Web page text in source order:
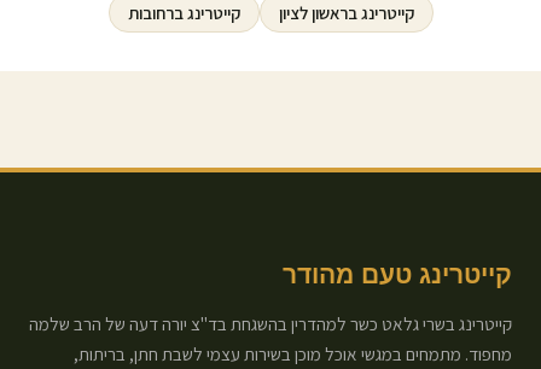
קייטרינג בראשון לציון קייטרינג ברחובות
קייטרינג טעם מהודר
קייטרינג בשרי גלאט כשר למהדרין בהשגחת בד"צ יורה דעה של הרב שלמה
מחפוד. מתמחים במגשי אוכל מוכן בשירות עצמי לשבת חתן, בריתות,